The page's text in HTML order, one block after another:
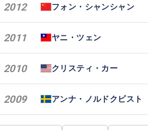
2012 フォン・シャンシャン
2011 ヤニ・ツェン
2010 クリスティ・カー
2009 アンナ・ノルドクビスト